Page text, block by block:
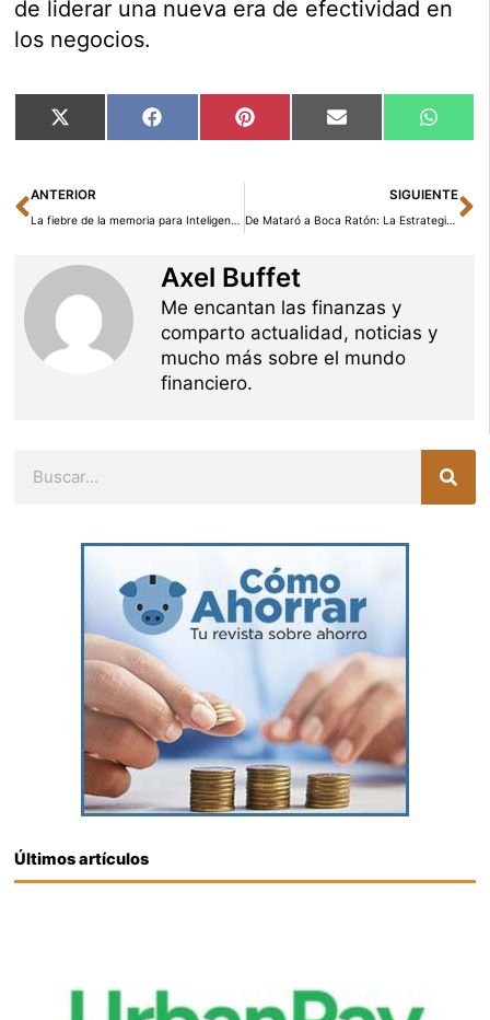
de liderar una nueva era de efectividad en
los negocios.
Compartir
en
X
(Twitter)
Compartir
en
Facebook Compartir
en
Pinterest Compartir
en
Email
en
Ant
ANTERIOR
La fiebre de la memoria para Inteligencia Artificial dispara las previsiones de Samsung y SK hynix para 2027
SIGUIENTE
De Mataró a Boca Ratón: La Estrategia de Expansión del Imperio Pirotécnico de Martín Guijarro
Axel Buffet
Me encantan las finanzas y
comparto actualidad, noticias y
mucho más sobre el mundo
financiero.
Últimos artículos